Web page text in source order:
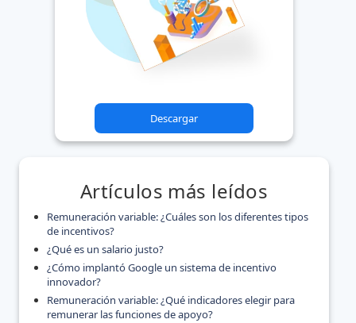
Descargar
Artículos más leídos
Remuneración variable: ¿Cuáles son los diferentes tipos
de incentivos?
¿Qué es un salario justo?
¿Cómo implantó Google un sistema de incentivo
innovador?
Remuneración variable: ¿Qué indicadores elegir para
remunerar las funciones de apoyo?